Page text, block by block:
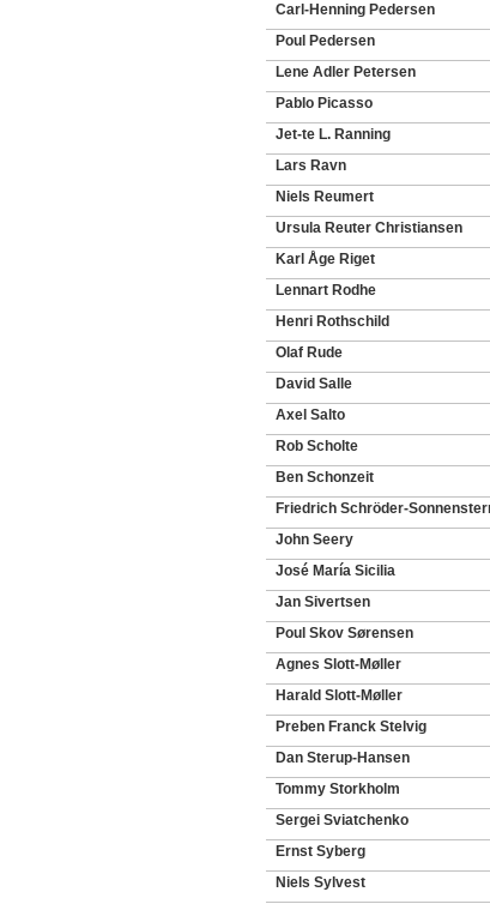
Carl-Henning Pedersen
Poul Pedersen
Lene Adler Petersen
Pablo Picasso
Jet-te L. Ranning
Lars Ravn
Niels Reumert
Ursula Reuter Christiansen
Karl Åge Riget
Lennart Rodhe
Henri Rothschild
Olaf Rude
David Salle
Axel Salto
Rob Scholte
Ben Schonzeit
Friedrich Schröder-
John Seery
José María Sicilia
Jan Sivertsen
Poul Skov Sørensen
Agnes Slott-Møller
Harald Slott-Møller
Preben Franck Stelvig
Dan Sterup-Hansen
Tommy Storkholm
Sergei Sviatchenko
Ernst Syberg
Niels Sylvest